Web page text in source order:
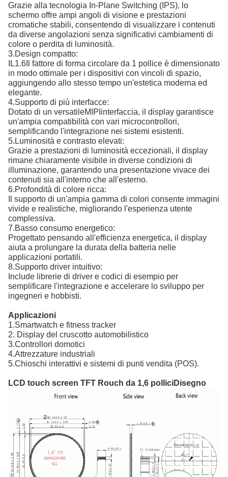
Grazie alla tecnologia In-Plane Switching (IPS), lo
schermo offre ampi angoli di visione e prestazioni
cromatiche stabili, consentendo di visualizzare i contenuti
da diverse angolazioni senza significativi cambiamenti di
colore o perdita di luminosità.
3.Design compatto:
IL1.6 Il fattore di forma circolare da 1 pollice è dimensionato
in modo ottimale per i dispositivi con vincoli di spazio,
aggiungendo allo stesso tempo un'estetica moderna ed
elegante.
4.Supporto di più interfacce:
Dotato di un versatileMIPI interfaccia, il display garantisce
un'ampia compatibilità con vari microcontrollori,
semplificando l'integrazione nei sistemi esistenti.
5. Luminosità e contrasto elevati:
Grazie a prestazioni di luminosità eccezionali, il display
rimane chiaramente visibile in diverse condizioni di
illuminazione, garantendo una presentazione vivace dei
contenuti sia all'interno che all'esterno.
6.Profondità di colore ricca:
Il supporto di un'ampia gamma di colori consente immagini
vivide e realistiche, migliorando l'esperienza utente
complessiva.
7.Basso consumo energetico:
Progettato pensando all'efficienza energetica, il display
aiuta a prolungare la durata della batteria nelle
applicazioni portatili.
8.Supporto driver intuitivo:
Include librerie di driver e codici di esempio per
semplificare l'integrazione e accelerare lo sviluppo per
ingegneri e hobbisti.
Applicazioni
1.Smartwatch e fitness tracker
2. Display del cruscotto automobilistico
3.Controllori domotici
4.Attrezzature industriali
5.Chioschi interattivi e sistemi di punti vendita (POS).
LCD touch screen TFT Rouch da 1,6 polliciDisegno